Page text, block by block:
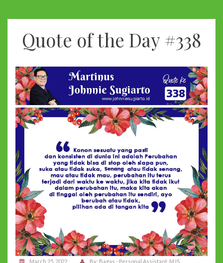
Quote of the Day #338
March 25, 2022 By: Bagas - Personal Assistant. MJS